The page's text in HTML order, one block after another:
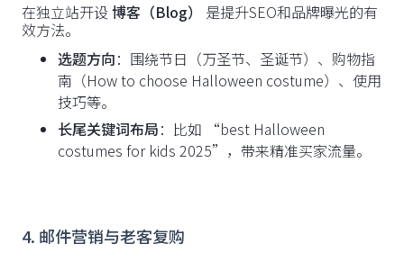
在独立站开设博客（Blog）
是提升SEO和品牌曝光的有
效方法。
选题方向：围绕节日（万圣节、圣诞节）、购物指
南（How to choose Halloween costume）、使用
技巧等。
长尾关键词布局：比如 “best Halloween
costumes for kids 2025”，带来精准买家流量。
4. 邮件营销与老客复购